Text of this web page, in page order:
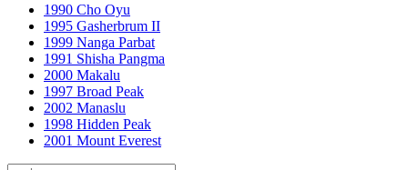
1990 Cho Oyu
1995 Gasherbrum II
1999 Nanga Parbat
1991 Shisha Pangma
2000 Makalu
1997 Broad Peak
2002 Manaslu
1998 Hidden Peak
2001 Mount Everest